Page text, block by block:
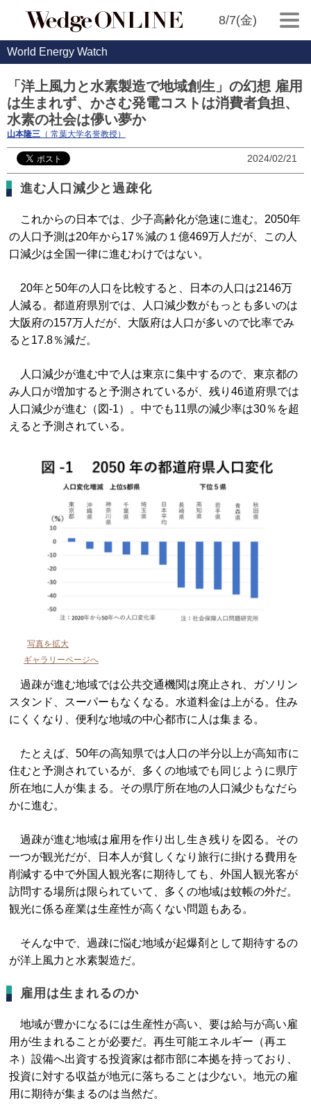
8/7(金)
World Energy Watch
「洋上風力と水素製造で地域創生」の幻想 雇用
は生まれず、かさむ発電コストは消費者負担、
水素の社会は儚い夢か
山本隆三 （ 常葉大学名誉教授）
2024/02/21
進む人口減少と過疎化
これからの日本では、少子高齢化が急速に進む。2050年
の人口予測は20年から17％減の１億469万人だが、この人
口減少は全国一律に進むわけではない。
20年と50年の人口を比較すると、日本の人口は2146万
人減る。都道府県別では、人口減少数がもっとも多いのは
大阪府の157万人だが、大阪府は人口が多いので比率でみ
ると17.8％減だ。
人口減少が進む中で人は東京に集中するので、東京都の
み人口が増加すると予測されているが、残り46道府県では
人口減少が進む（図-1）。中でも11県の減少率は30％を超
えると予測されている。
写真を拡大
ギャラリーページへ
過疎が進む地域では公共交通機関は廃止され、ガソリン
スタンド、スーパーもなくなる。水道料金は上がる。住み
にくくなり、便利な地域の中心都市に人は集まる。
たとえば、50年の高知県では人口の半分以上が高知市に
住むと予測されているが、多くの地域でも同じように県庁
所在地に人が集まる。その県庁所在地の人口減少もなだら
かに進む。
過疎が進む地域は雇用を作り出し生き残りを図る。その
一つが観光だが、日本人が貧しくなり旅行に掛ける費用を
削減する中で外国人観光客に期待しても、外国人観光客が
訪問する場所は限られていて、多くの地域は蚊帳の外だ。
観光に係る産業は生産性が高くない問題もある。
そんな中で、過疎に悩む地域が起爆剤として期待するの
が洋上風力と水素製造だ。
雇用は生まれるのか
地域が豊かになるには生産性が高い、要は給与が高い雇
用が生まれることが必要だ。再生可能エネルギー（再エ
ネ）設備へ出資する投資家は都市部に本拠を持っており、
投資に対する収益が地元に落ちることは少ない。地元の雇
用に期待が集まるのは当然だ。